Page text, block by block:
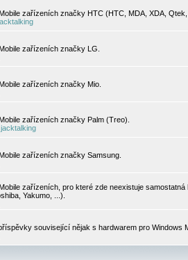
zařízeních značky HTC (HTC, MDA, XDA,
zařízeních značky LG.
zařízeních značky Mio.
zařízeních značky Palm (Treo).
jacktalking
zařízeních značky Samsung.
zařízeních, pro které zde neexistuje
Yakumo, ...).
související nějak s hardwarem pro Windows